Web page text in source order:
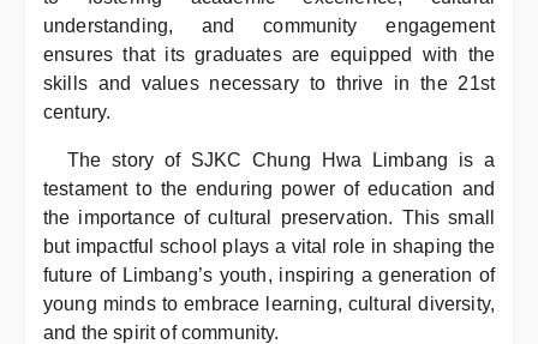
understanding, and community engagement
ensures that its graduates are equipped with the
skills and values necessary to thrive in the 21st
century.
The story of SJKC Chung Hwa Limbang is a
testament to the enduring power of education and
the importance of cultural preservation. This small
but impactful school plays a vital role in shaping the
future of Limbang’s youth, inspiring a generation of
young minds to embrace learning, cultural diversity,
and the spirit of community.